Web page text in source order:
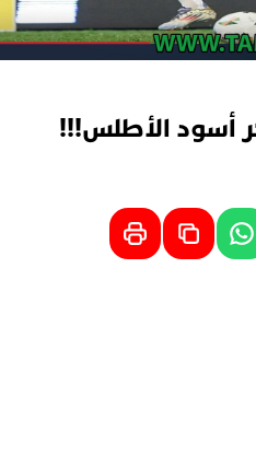
الأطلس!!!